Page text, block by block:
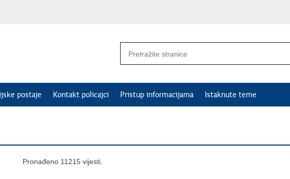
postaje Kontakt policajci Pristup informacijama Istaknute teme
Pronađeno 11215 vijesti.